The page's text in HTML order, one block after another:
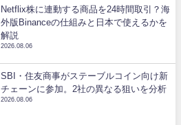
Netflix株に連動する商品を24時間取引？海
外版Binanceの仕組みと日本で使えるかを
解説
2026.08.06
SBI・住友商事がステーブルコイン向け新
チェーンに参加。2社の異なる狙いを分析
2026.08.06